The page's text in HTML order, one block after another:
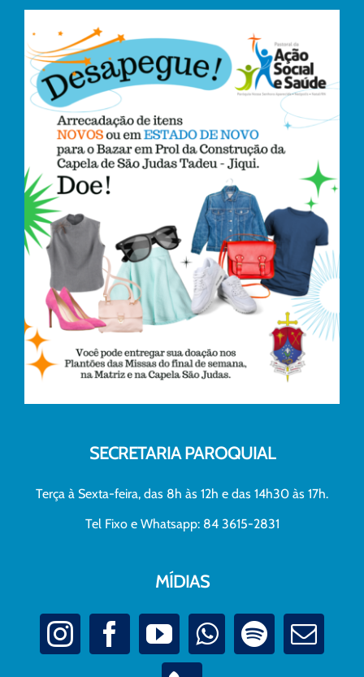
SECRETARIA PAROQUIAL
Terça à Sexta-feira, das 8h às 12h e das 14h30 às 17h.
Tel Fixo e Whatsapp: 84 3615-2831
MÍDIAS